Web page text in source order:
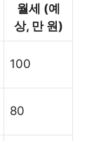
월세 (예
상, 만 원)
100
80